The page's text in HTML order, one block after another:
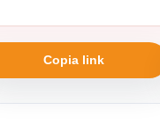
Copia link